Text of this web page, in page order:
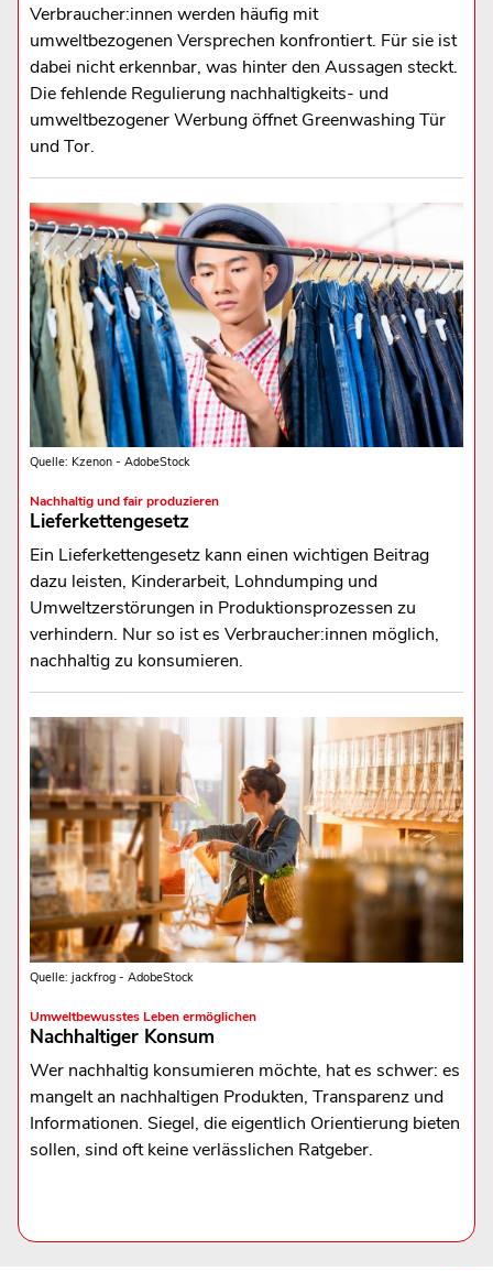
Verbraucher:innen werden häufig mit
umweltbezogenen Versprechen konfrontiert. Für sie ist
dabei nicht erkennbar, was hinter den Aussagen steckt.
Die fehlende Regulierung nachhaltigkeits- und
umweltbezogener Werbung öffnet Greenwashing Tür
und Tor.
Quelle: Kzenon - AdobeStock
Nachhaltig und fair produzieren
Lieferkettengesetz
Ein Lieferkettengesetz kann einen wichtigen Beitrag
dazu leisten, Kinderarbeit, Lohndumping und
Umweltzerstörungen in Produktionsprozessen zu
verhindern. Nur so ist es Verbraucher:innen möglich,
nachhaltig zu konsumieren.
Quelle: jackfrog - AdobeStock
Umweltbewusstes Leben ermöglichen
Nachhaltiger Konsum
Wer nachhaltig konsumieren möchte, hat es schwer: es
mangelt an nachhaltigen Produkten, Transparenz und
Informationen. Siegel, die eigentlich Orientierung bieten
sollen, sind oft keine verlässlichen Ratgeber.